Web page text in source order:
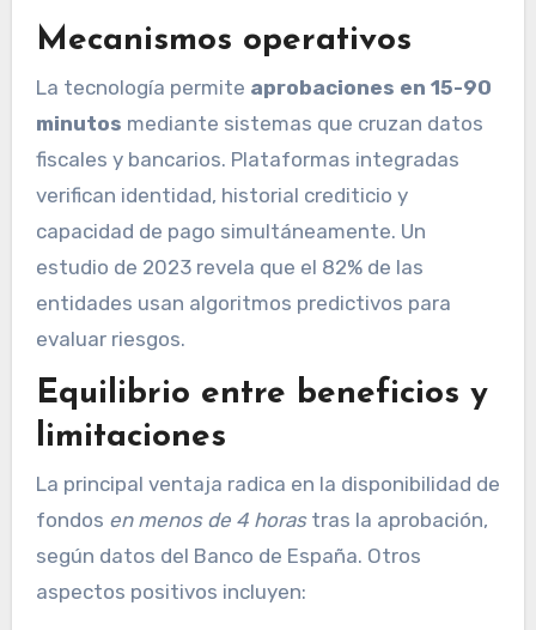
Mecanismos operativos
La tecnología permite aprobaciones en 15-90
minutos mediante sistemas que cruzan datos
fiscales y bancarios. Plataformas integradas
verifican identidad, historial crediticio y
capacidad de pago simultáneamente. Un
estudio de 2023 revela que el 82% de las
entidades usan algoritmos predictivos para
evaluar riesgos.
Equilibrio entre beneficios y
limitaciones
La principal ventaja radica en la disponibilidad de
fondos en menos de 4 horastras la aprobación,
según datos del Banco de España. Otros
aspectos positivos incluyen: